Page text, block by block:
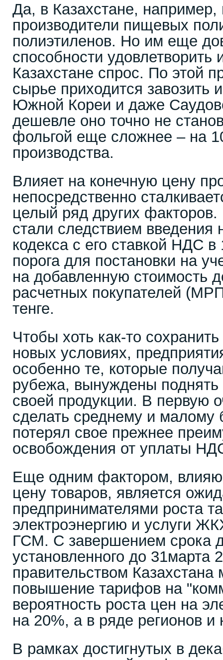
Да, в Казахстане,
производители пищевых
полиэтиленов. Но им еще
способности
Казахстане спрос. По этой
сырье приходится завозить
Южной Кореи и даже
дешевле оно точно не
фольгой еще сложнее – на
производства.
Влияет на конечную цену
непосредственно
целый ряд других
стали следствием введения
кодекса с его ставкой НДС
порога для постановки на
на добавленную стоимость
расчетных покупателей
тенге.
Чтобы хоть как-то
новых условиях,
особенно те, которые
рубежа, вынуждены поднять
своей продукции. В первую
сделать среднему и малому
потерял свое прежнее
освобождения от уплаты
Еще одним фактором,
цену товаров, является
предпринимателями роста
электроэнергию и услуги
ГСМ. С завершением срока
установленного до 31марта
правительством Казахстана
повышение тарифов на
вероятность роста цен на
на 20%, а в ряде регионов и
В рамках достигнутых в